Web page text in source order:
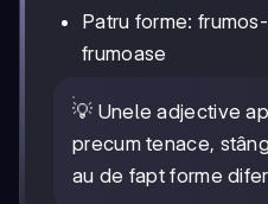
Patru forme:
frumoase
💡 Unele adjective
precum tenace,
au de fapt forme